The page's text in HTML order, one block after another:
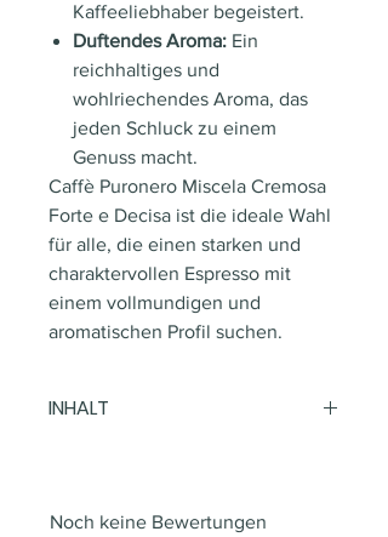
Kaffeeliebhaber begeistert.
Duftendes Aroma: Ein
reichhaltiges und
wohlriechendes Aroma, das
jeden Schluck zu einem
Genuss macht.
Caffè Puronero Miscela Cremosa
Forte e Decisa ist die ideale Wahl
für alle, die einen starken und
charaktervollen Espresso mit
einem vollmundigen und
aromatischen Profil suchen.
INHALT
Noch keine Bewertungen